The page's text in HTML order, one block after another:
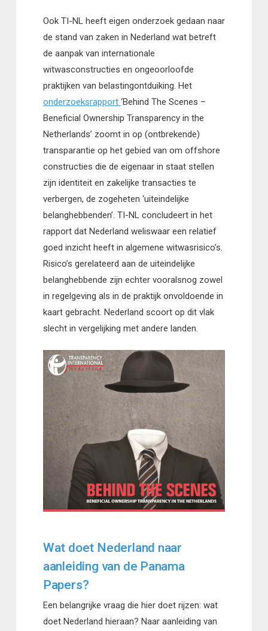
Ook TI-NL heeft eigen onderzoek gedaan naar
de stand van zaken in Nederland wat betreft
de aanpak van internationale
witwasconstructies en ongeoorloofde
praktijken van belastingontduiking. Het
onderzoeksrapport ‘Behind The Scenes –
Beneficial Ownership Transparency in the
Netherlands’ zoomt in op (ontbrekende)
transparantie op het gebied van om offshore
constructies die de eigenaar in staat stellen
zijn identiteit en zakelijke transacties te
verbergen, de zogeheten ‘uiteindelijke
belanghebbenden’. TI-NL concludeert in het
rapport dat Nederland weliswaar een relatief
goed inzicht heeft in algemene witwasrisico’s.
Risico’s gerelateerd aan de uiteindelijke
belanghebbende zijn echter vooralsnog zowel
in regelgeving als in de praktijk onvoldoende in
kaart gebracht. Nederland scoort op dit vlak
slecht in vergelijking met andere landen.
Wat doet Nederland naar
aanleiding van de Panama
Papers?
Een belangrijke vraag die hier doet rijzen: wat
doet Nederland hieraan? Naar aanleiding van